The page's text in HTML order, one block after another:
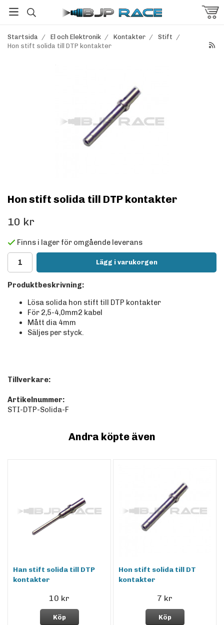
Startsida / El och Elektronik / Kontakter / Stift /
Hon stift solida till DTP kontakter
Hon stift solida till DTP kontakter
10 kr
Finns i lager för omgående leverans
Lägg i varukorgen
Produktbeskrivning:
Lösa solida hon stift till DTP kontakter
För 2,5-4,0mm2 kabel
Mått dia 4mm
Säljes per styck.
Tillverkare:
Artikelnummer:
STI-DTP-Solida-F
Andra köpte även
Han stift solida till DTP
kontakter
10 kr
Köp
Hon stift solida till DT
kontakter
7 kr
Köp